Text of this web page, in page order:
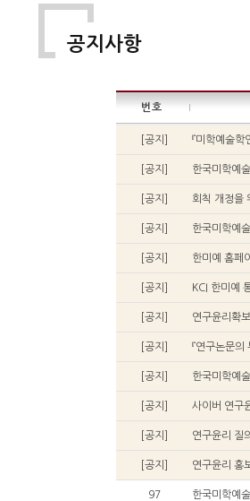
공지사항
번호
[공지] 『미학예술
[공지] 한국미학예
[공지] 회칙 개정을
[공지] 한국미학예
[공지]
[공지] KCI 한미예
[공지] 연구윤리확
[공지] 『연구논문
[공지] 한국미학예
[공지] 사이버 연구
[공지] 연구윤리 질
[공지] 연구윤리 홍
97